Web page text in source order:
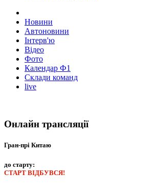
Новини
Автоновини
Інтерв'ю
Відео
Фото
Календар Ф1
Склади команд
live
Онлайн трансляції
Гран-прі Китаю
до старту:
СТАРТ ВІДБУВСЯ!